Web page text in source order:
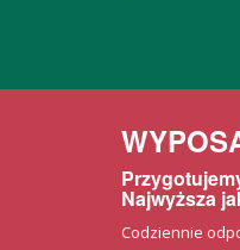
Najwyższa
Codziennie